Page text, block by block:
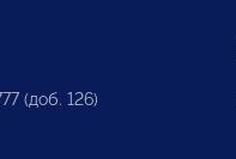
(доб. 126)